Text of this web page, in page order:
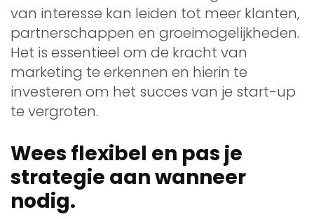
van interesse kan leiden tot meer klanten,
partnerschappen en groeimogelijkheden.
Het is essentieel om de kracht van
marketing te erkennen en hierin te
investeren om het succes van je start-up
te vergroten.
Wees flexibel en pas je
strategie aan wanneer
nodig.